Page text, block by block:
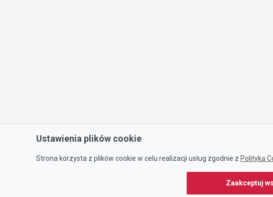
Ustawienia plików cookie
Strona korzysta z plików cookie w celu realizacji usług zgodnie z Polityką
Zaakceptuj